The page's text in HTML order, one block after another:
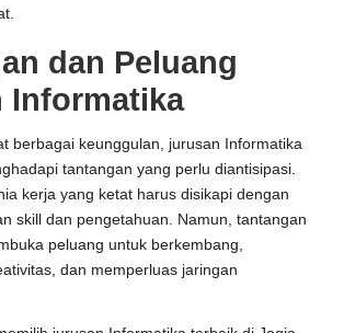
dan Peluang
Informatika
berbagai keunggulan, jurusan Informatika
tantangan yang perlu diantisipasi.
kerja yang ketat harus disikapi dengan
skill dan pengetahuan. Namun, tantangan
peluang untuk berkembang,
dan memperluas jaringan